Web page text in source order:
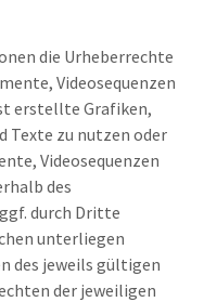
die Urheberrechte
Videosequenzen
erstellte Grafiken,
Texte zu nutzen oder
Videosequenzen
des
durch Dritte
unterliegen
des jeweils gültigen
der jeweiligen